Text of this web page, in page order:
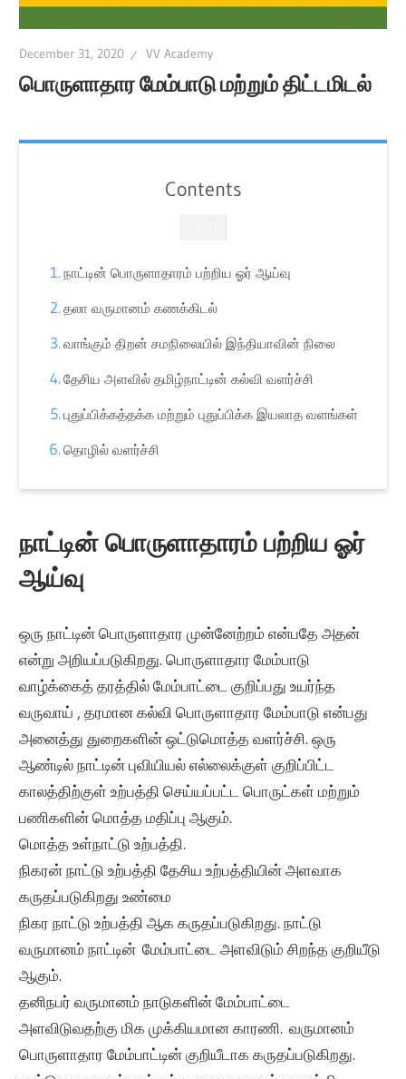
All
December 31, 2020 VV Academy
பொருளாதார மேம்பாடு மற்றும் திட்டமிடல்
Contents
நாட்டின் பொருளாதாரம் பற்றிய ஓர் ஆய்வு
தலா வருமானம் கணக்கிடல்
வாங்கும் திறன் சமநிலையில் இந்தியாவின் நிலை
தேசிய அளவில் தமிழ்நாட்டின் கல்வி வளர்ச்சி
புதுப்பிக்கத்தக்க மற்றும் புதுப்பிக்க இயலாத வளங்கள்
தொழில் வளர்ச்சி
நாட்டின் பொருளாதாரம் பற்றிய ஓர்
ஆய்வு
ஒரு நாட்டின் பொருளாதார முன்னேற்றம் என்பதே அதன்
என்று அறியப்படுகிறது. பொருளாதார மேம்பாடு
வாழ்க்கைத் தரத்தில் மேம்பாட்டை குறிப்பது உயர்ந்த
வருவாய் , தரமான கல்வி பொருளாதார மேம்பாடு என்பது
அனைத்து துறைகளின் ஒட்டுமொத்த வளர்ச்சி. ஒரு
ஆண்டில் நாட்டின் புவியியல் எல்லைக்குள் குறிப்பிட்ட
காலத்திற்குள் உற்பத்தி செய்யப்பட்ட பொருட்கள் மற்றும்
பணிகளின் மொத்த மதிப்பு ஆகும்.
மொத்த உள்நாட்டு உற்பத்தி.
நிகரன் நாட்டு உற்பத்தி தேசிய உற்பத்தியின் அளவாக
கருதப்படுகிறது உண்மை
நிகர நாட்டு உற்பத்தி ஆக கருதப்படுகிறது. நாட்டு
வருமானம் நாட்டின் மேம்பாட்டை அளவிடும் சிறந்த குறியீடு
ஆகும்.
தனிநபர் வருமானம் நாடுகளின் மேம்பாட்டை
அளவிடுவதற்கு மிக முக்கியமான காரணி. வருமானம்
பொருளாதார மேம்பாட்டின் குறியீடாக கருதப்படுகிறது.